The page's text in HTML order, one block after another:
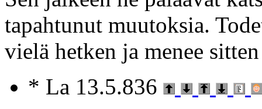
tapahtunut muutoksia.
vielä hetken ja menee
* La 13.5.836